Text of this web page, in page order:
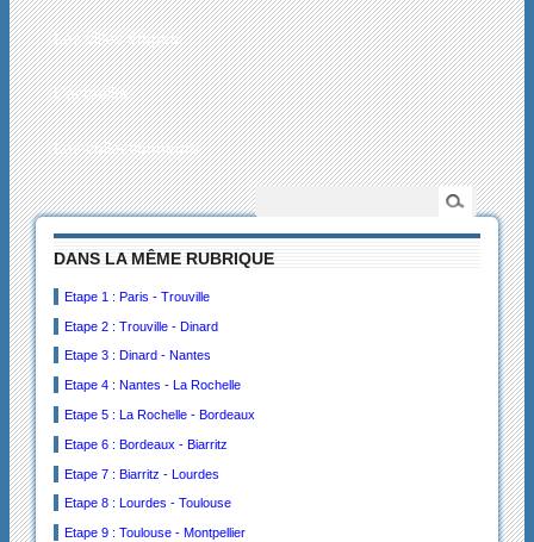
Les villes étapes
L’actualité
Les collectionneurs
DANS LA MÊME RUBRIQUE
Etape 1 : Paris - Trouville
Etape 2 : Trouville - Dinard
Etape 3 : Dinard - Nantes
Etape 4 : Nantes - La Rochelle
Etape 5 : La Rochelle - Bordeaux
Etape 6 : Bordeaux - Biarritz
Etape 7 : Biarritz - Lourdes
Etape 8 : Lourdes - Toulouse
Etape 9 : Toulouse - Montpellier